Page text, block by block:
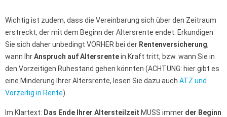
Wichtig ist zudem, dass die Vereinbarung sich über den Zeitraum
erstreckt, der mit dem Beginn der Altersrente endet. Erkundigen
Sie sich daher unbedingt VORHER bei der Rentenversicherung,
wann IhrAnspruch auf Altersrentein Kraft tritt, bzw. wann Sie in
den Vorzeitigen Ruhestand gehen könnten (ACHTUNG: hier gibt es
eine Minderung Ihrer Altersrente, lesen Sie dazu auch ATZ und
Vorzeitig in Rente).
Im Klartext: Das Ende Ihrer Altersteilzeit MUSS immer der Beginn